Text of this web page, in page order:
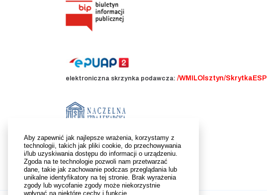
elektroniczna skrzynka podawcza: /WMILOlsztyn/SkrytkaESP
Aby zapewnić jak najlepsze wrażenia, korzystamy z
technologii, takich jak pliki cookie, do przechowywania
i/lub uzyskiwania dostępu do informacji o urządzeniu.
Zgoda na te technologie pozwoli nam przetwarzać
dane, takie jak zachowanie podczas przeglądania lub
unikalne identyfikatory na tej stronie. Brak wyrażenia
zgody lub wycofanie zgody może niekorzystnie
wpłynąć na niektóre cechy i funkcje.